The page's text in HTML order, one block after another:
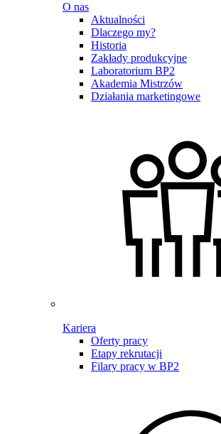
O nas
Aktualności
Dlaczego my?
Historia
Zakłady produkcyjne
Laboratorium BP2
Akademia Mistrzów
Działania marketingowe
Kariera
Oferty pracy
Etapy rekrutacji
Filary pracy w BP2